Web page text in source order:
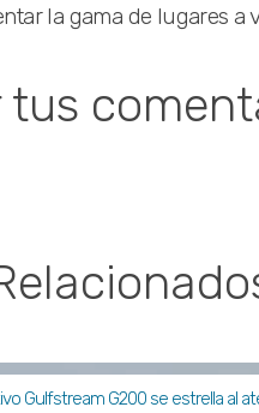
la gama de lugares a
tus